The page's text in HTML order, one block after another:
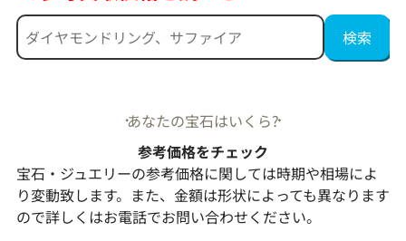
あなたの宝石はいくら?
参考価格をチェック
宝石・ジュエリーの参考価格に関しては時期や相場によ
り変動致します。また、金額は形状によっても異なります
ので詳しくはお電話でお問い合わせください。